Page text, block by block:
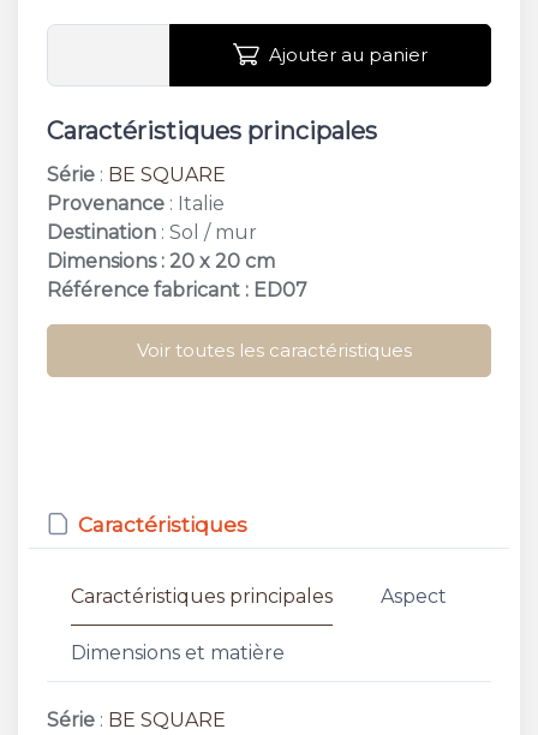
Ajouter au panier
Caractéristiques principales
Série : BE SQUARE
Provenance : Italie
Destination : Sol / mur
Dimensions : 20 x 20 cm
Référence fabricant : ED07
Voir toutes les caractéristiques
Caractéristiques
Caractéristiques principales Aspect
Dimensions et matière
Série : BE SQUARE